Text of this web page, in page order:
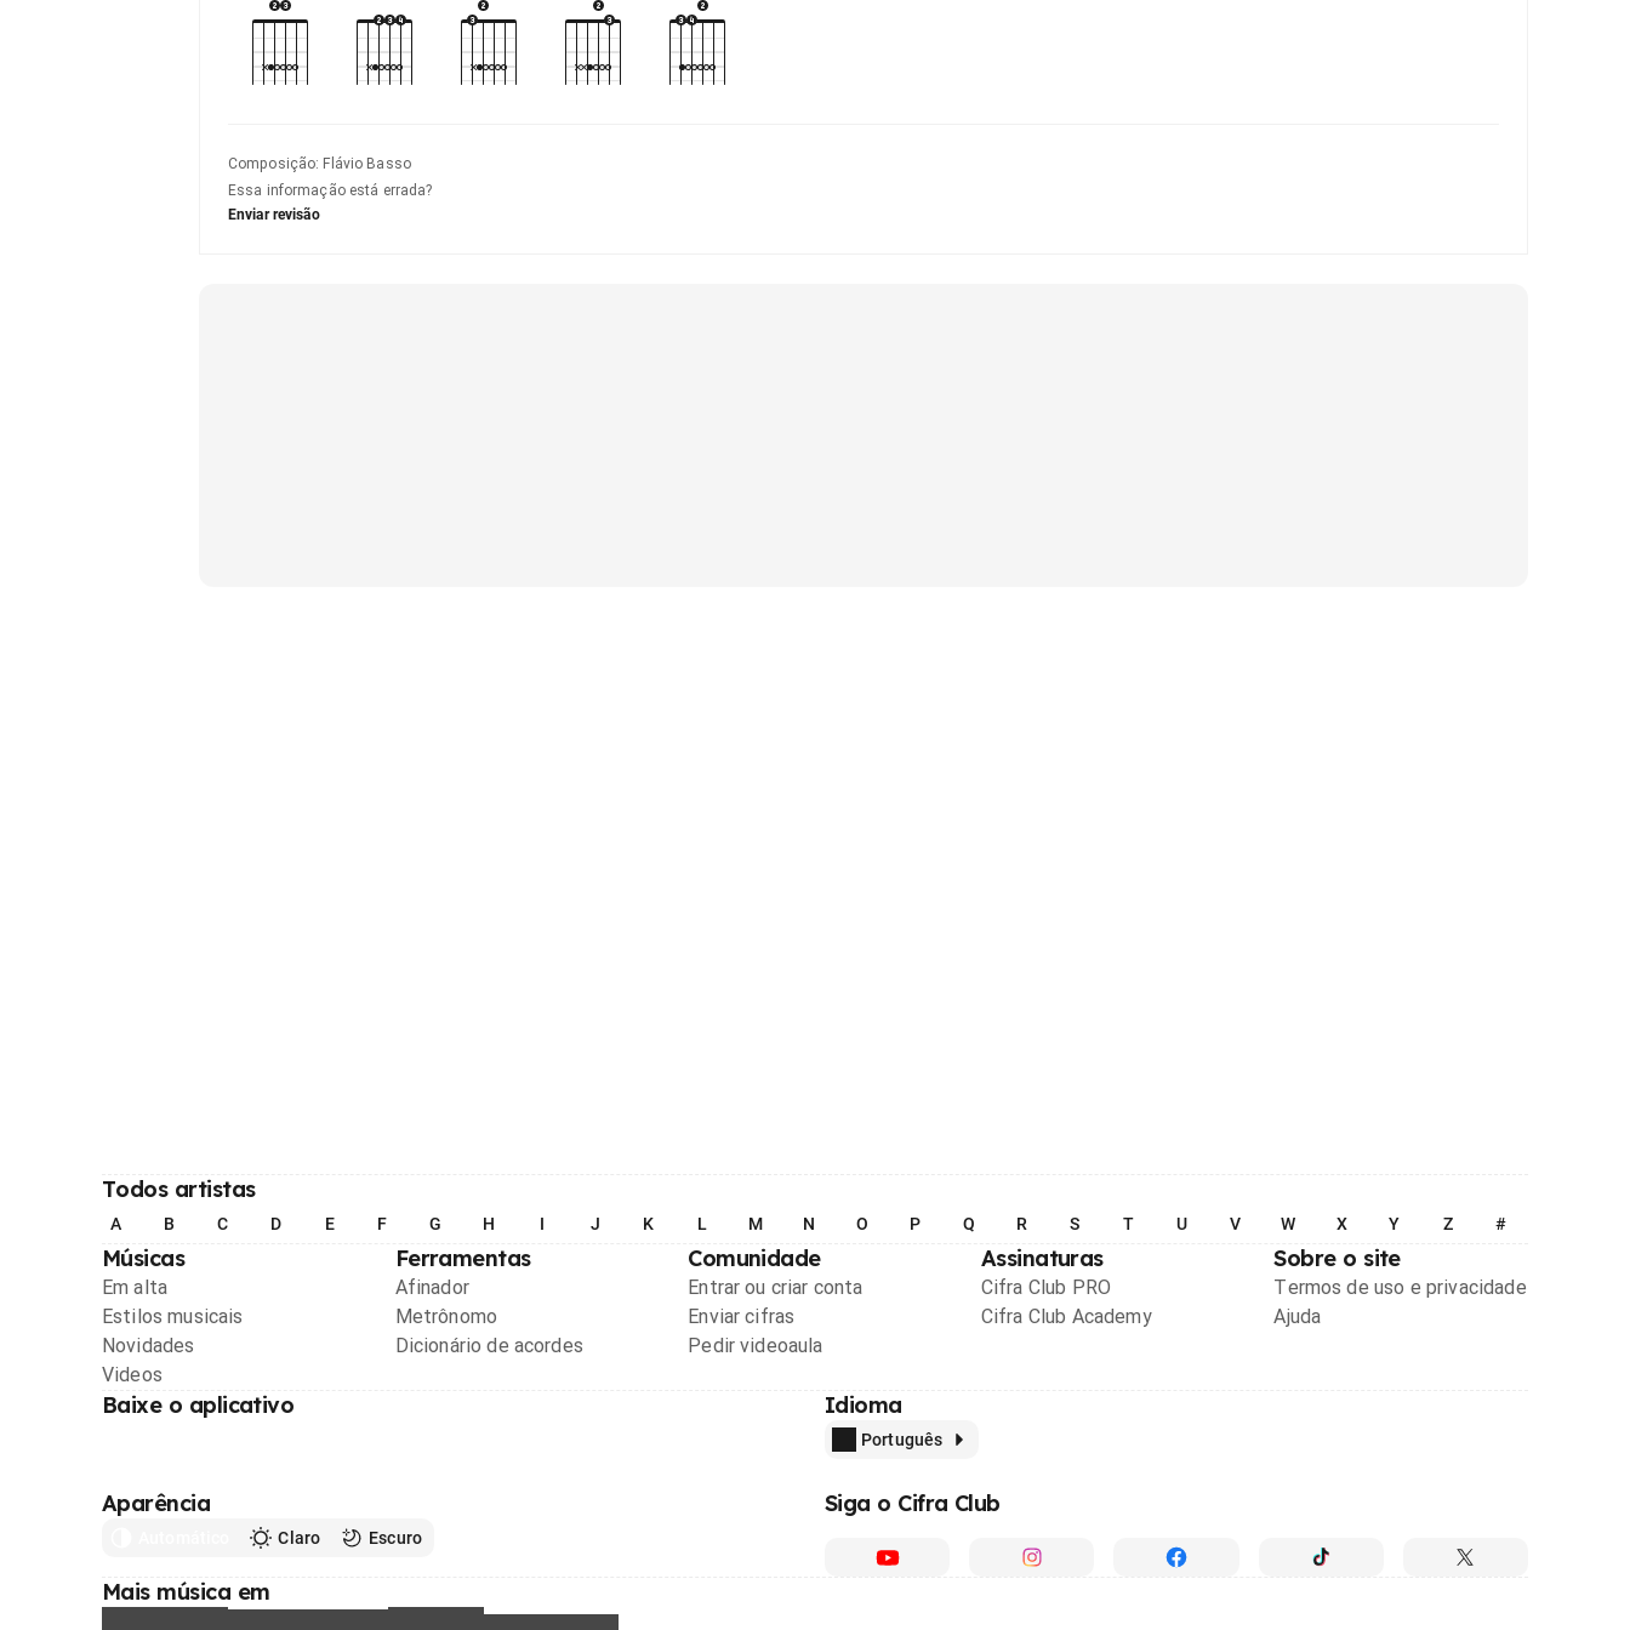
Composição: Flávio Basso
Essa informação está errada?
Enviar revisão
Todos artistas
A B C D E F G H I J K L M N O P Q R S T U V W X Y Z #
Músicas
Em alta
Estilos musicais
Novidades
Videos
Ferramentas
Afinador
Metrônomo
Dicionário de acordes
Comunidade
Entrar ou criar conta
Enviar cifras
Pedir videoaula
Assinaturas
Cifra Club PRO
Cifra Club Academy
Sobre o site
Termos de uso e privacidade
Ajuda
Baixe o aplicativo Idioma
Português
Aparência
Claro Escuro
Siga o Cifra Club
Mais música em